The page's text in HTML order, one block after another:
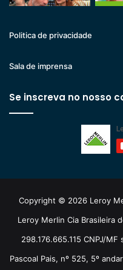
Politica de privacidade
Sala de imprensa
Se inscreva no nosso
Copyright © 2026 Leroy
Leroy Merlin Cia Brasileira
298.176.665.115 CNPJ/
Pascoal Pais, nº 525, 5º